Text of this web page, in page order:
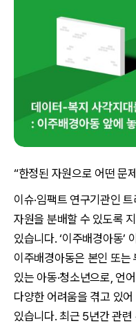
“한정된 자원으로 어떤 문
이슈·임팩트 연구기관인
자원을 분배할 수 있도록
있습니다. ‘이주배경아동’
이주배경아동은 본인 또는
있는 아동·청소년으로, 언
다양한 어려움을 겪고 있
있습니다. 최근 5년간 관